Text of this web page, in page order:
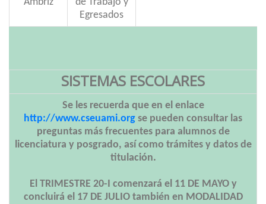
Ambriz
de Trabajo y
Egresados
SISTEMAS ESCOLARES
Se les recuerda que en el enlace
http://www.cseuami.org se pueden consultar las
preguntas más frecuentes para alumnos de
licenciatura y posgrado, así como trámites y datos de
titulación.
El TRIMESTRE 20-I comenzará el 11 DE MAYO y
concluirá el 17 DE JULIO también en MODALIDAD